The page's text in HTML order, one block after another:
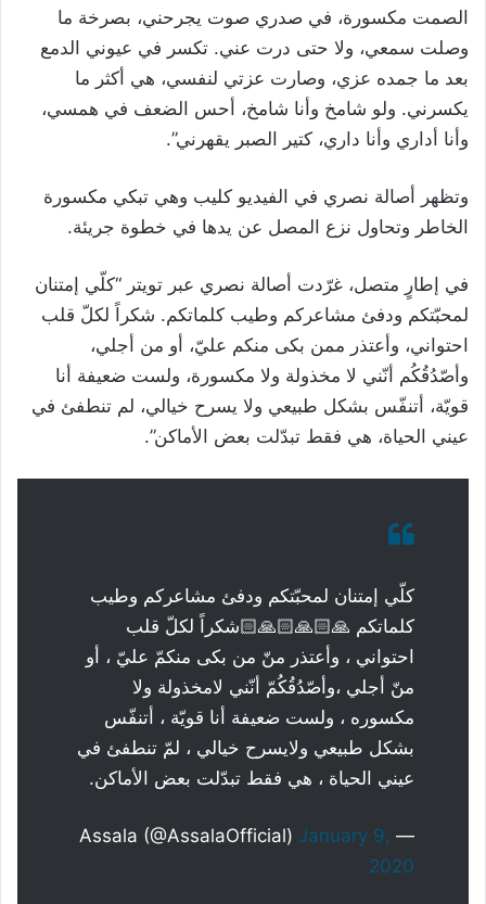
الصمت مكسورة، في صدري صوت يجرحني، بصرخة ما
وصلت سمعي، ولا حتى درت عني. تكسر في عيوني الدمع
بعد ما جمده عزي، وصارت عزتي لنفسي، هي أكثر ما
يكسرني. ولو شامخ وأنا شامخ، أحس الضعف في همسي،
وأنا أداري وأنا داري، كتير الصبر يقهرني”.
وتظهر أصالة نصري في الفيديو كليب وهي تبكي مكسورة
الخاطر وتحاول نزع المصل عن يدها في خطوة جريئة.
في إطارٍ متصل، غرّدت أصالة نصري عبر تويتر “كلّي إمتنان
لمحبّتكم ودفئ مشاعركم وطيب كلماتكم. شكراً لكلّ قلب
احتواني، وأعتذر ممن بكى منكم عليّ، أو من أجلي،
وأصّدُقُكُم أنّني لا مخذولة ولا مكسورة، ولست ضعيفة أنا
قويّة، أتنفّس بشكل طبيعي ولا يسرح خيالي، لم تنطفئ في
عيني الحياة، هي فقط تبدّلت بعض الأماكن”.
كلّي إمتنان لمحبّتكم ودفئ مشاعركم وطيب
كلماتكم 🙏🏻🙏🏻🙏🏻شكراً لكلّ قلب
احتواني ، وأعتذر منّ من بكى منكمّ عليّ ، أو
منّ أجلي ،وأصّدُقُكُمّ أنّني لامخذولة ولا
مكسوره ، ولست ضعيفة أنا قويّة ، أتنفّس
بشكل طبيعي ولايسرح خيالي ، لمّ تنطفئ في
عيني الحياة ، هي فقط تبدّلت بعض الأماكن.
— Assala (@AssalaOfficial)
January 9,
2020